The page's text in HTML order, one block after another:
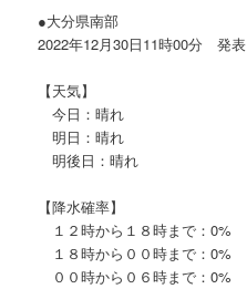
●大分県南部
2022年12月30日11時00分 発表
【天気】
今日：晴れ
明日：晴れ
明後日：晴れ
【降水確率】
１２時から１８時まで：0%
１８時から００時まで：0%
００時から０６時まで：0%